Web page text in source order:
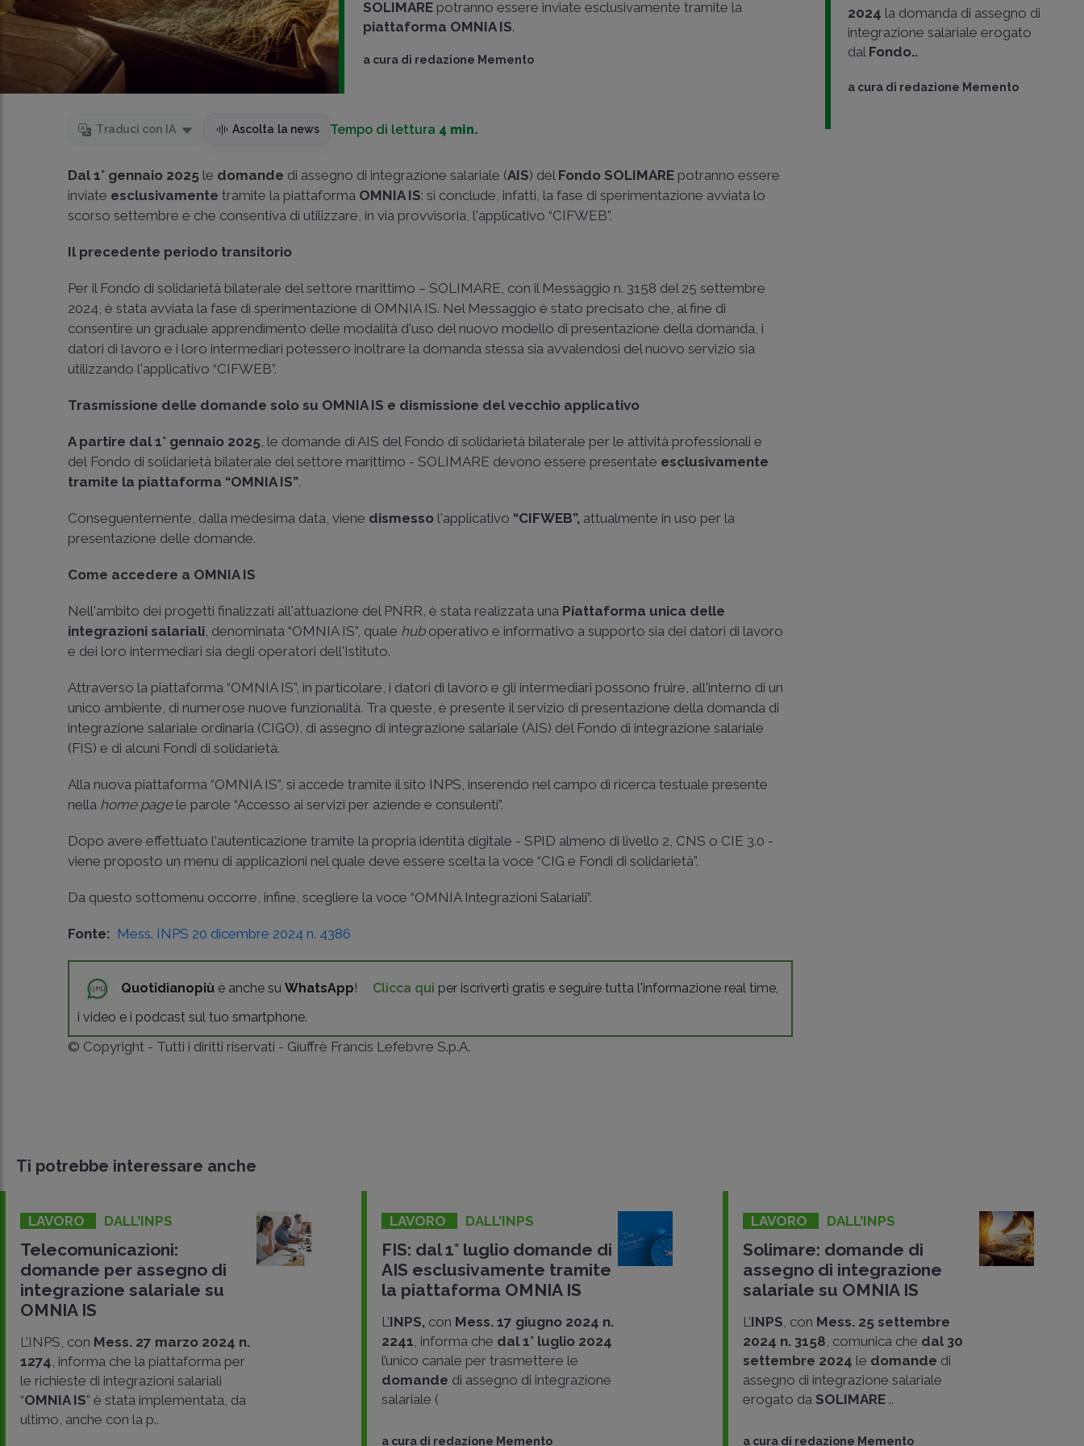
SOLIMARE potranno essere inviate esclusivamente tramite la
piattaforma OMNIA IS.
a cura di redazione Memento
CONDIVIDI
SU
Traduci con IA Ascolta la news Tempo di lettura 4 min.
Dal 1° gennaio 2025 le domande di assegno di integrazione salariale (AIS) del Fondo SOLIMARE potranno essere
inviate esclusivamente tramite la piattaforma OMNIA IS: si conclude, infatti, la fase di sperimentazione avviata lo
scorso settembre e che consentiva di utilizzare, in via provvisoria, l'applicativo “CIFWEB”.
Il precedente periodo transitorio
Per il Fondo di solidarietà bilaterale del settore marittimo – SOLIMARE, con il Messaggio n. 3158 del 25 settembre
2024, è stata avviata la fase di sperimentazione di OMNIA IS. Nel Messaggio è stato precisato che, al fine di
consentire un graduale apprendimento delle modalità d'uso del nuovo modello di presentazione della domanda, i
datori di lavoro e i loro intermediari potessero inoltrare la domanda stessa sia avvalendosi del nuovo servizio sia
utilizzando l'applicativo “CIFWEB”.
Trasmissione delle domande solo su OMNIA IS e dismissione del vecchio applicativo
A partire dal 1° gennaio 2025, le domande di AIS del Fondo di solidarietà bilaterale per le attività professionali e
del Fondo di solidarietà bilaterale del settore marittimo - SOLIMARE devono essere presentate esclusivamente
tramite la piattaforma “OMNIA IS”.
Conseguentemente, dalla medesima data, viene dismesso l'applicativo “CIFWEB”, attualmente in uso per la
presentazione delle domande.
Come accedere a OMNIA IS
Nell'ambito dei progetti finalizzati all'attuazione del PNRR, è stata realizzata una Piattaforma unica delle
integrazioni salariali, denominata “OMNIA IS”, quale huboperativo e informativo a supporto sia dei datori di lavoro
e dei loro intermediari sia degli operatori dell'Istituto.
Attraverso la piattaforma “OMNIA IS”, in particolare, i datori di lavoro e gli intermediari possono fruire, all'interno di un
unico ambiente, di numerose nuove funzionalità. Tra queste, è presente il servizio di presentazione della domanda di
integrazione salariale ordinaria (CIGO), di assegno di integrazione salariale (AIS) del Fondo di integrazione salariale
(FIS) e di alcuni Fondi di solidarietà.
Alla nuova piattaforma “OMNIA IS”, si accede tramite il sito INPS, inserendo nel campo di ricerca testuale presente
nella home pagele parole “Accesso ai servizi per aziende e consulenti”.
Dopo avere effettuato l'autenticazione tramite la propria identità digitale - SPID almeno di livello 2, CNS o CIE 3.0 -
viene proposto un menu di applicazioni nel quale deve essere scelta la voce “CIG e Fondi di solidarietà”.
Da questo sottomenu occorre, infine, scegliere la voce “OMNIA Integrazioni Salariali”.
Fonte: Mess. INPS 20 dicembre 2024 n. 4386
Quotidianopiù è anche suWhatsApp! Clicca qui per iscriverti gratis e seguire tutta l'informazione real time,
i video e i podcast sul tuo smartphone.
© Copyright - Tutti i diritti riservati - Giuffrè Francis Lefebvre S.p.A.
2024 la domanda di assegno di
integrazione salariale erogato
dal Fondo..
a cura di redazione Memento
Ti potrebbe interessare anche
LAVORO DALL'INPS
Telecomunicazioni:
domande per assegno di
integrazione salariale su
OMNIA IS
L’INPS, con Mess. 27 marzo 2024 n.
1274, informa che la piattaforma per
le richieste di integrazioni salariali
“OMNIA IS” è stata implementata, da
ultimo, anche con la p..
LAVORO DALL'INPS
FIS: dal 1° luglio domande di
AIS esclusivamente tramite
la piattaforma OMNIA IS
L’INPS, con Mess. 17 giugno 2024 n.
2241, informa che dal 1° luglio 2024
l’unico canale per trasmettere le
domande di assegno di integrazione
salariale (
a cura di redazione Memento
LAVORO DALL'INPS
Solimare: domande di
assegno di integrazione
salariale su OMNIA IS
L’INPS, con Mess. 25 settembre
2024 n. 3158, comunica che dal 30
settembre 2024 le domande di
assegno di integrazione salariale
erogato da SOLIMARE ..
a cura di redazione Memento